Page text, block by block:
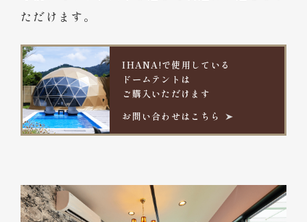
ただけます。
IHANA!で使用している
ドームテントは
ご購入いただけます
お問い合わせはこちら